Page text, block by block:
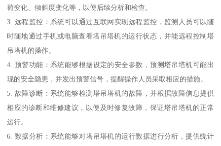
荷变化、倾斜度变化等，以便后续分析和检查。
3. 远程监控：系统可以通过互联网实现远程监控，监测人员可以随
时随地通过手机或电脑查看塔吊塔机的运行状态，并能远程控制塔
吊塔机的操作。
4. 预警功能：系统能够根据设定的安全参数，预测塔吊塔机可能出
现的安全隐患，并发出预警信号，提醒操作人员采取相应的措施。
5. 故障诊断：系统能够检测塔吊塔机的故障，并根据故障信息提供
相应的诊断和维修建议，以便及时修复故障，保证塔吊塔机的正常
运行。
6. 数据分析：系统能够对塔吊塔机的运行数据进行分析，提供统计